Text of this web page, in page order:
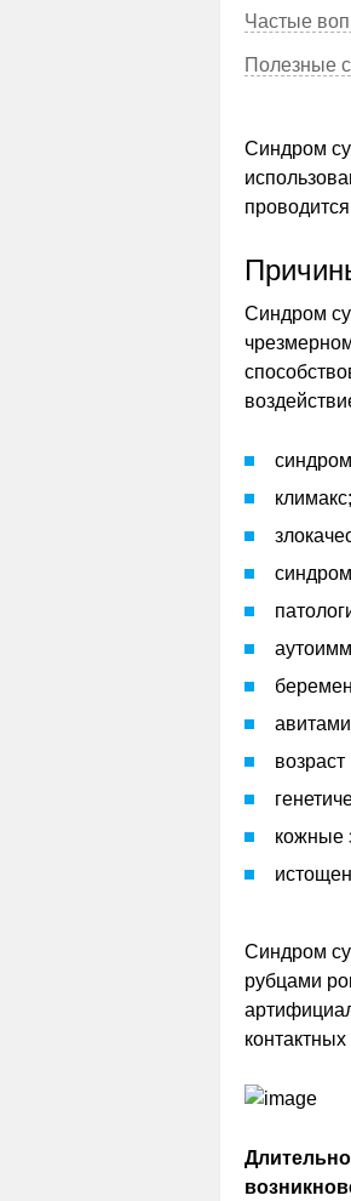
Частые
Полезные
Синдром
Синдром
климакс;
кожные
Синдром
рубцами